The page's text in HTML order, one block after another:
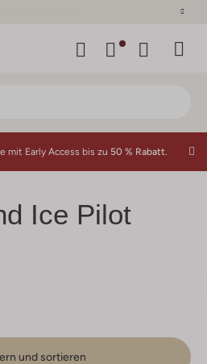
mit Early Access bis zu 50 % Rabatt.
Ice Pilot
und sortieren